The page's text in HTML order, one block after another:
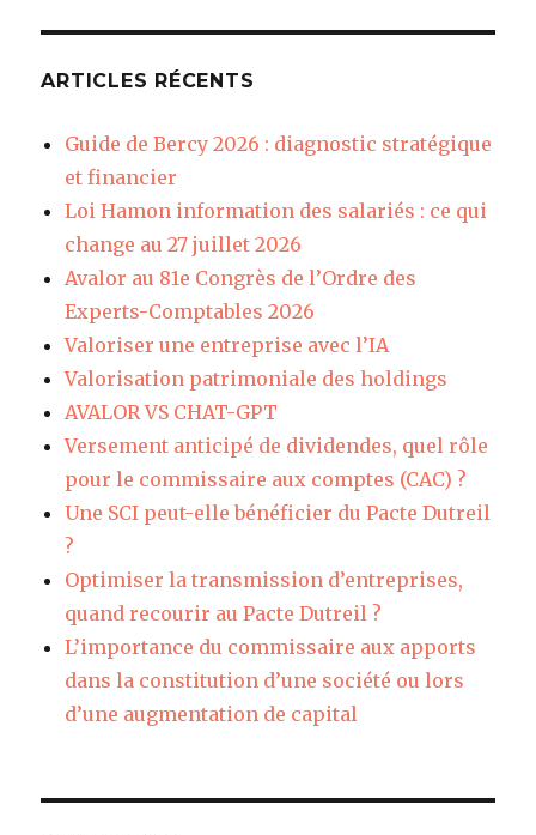
ARTICLES RÉCENTS
Guide de Bercy 2026 : diagnostic stratégique
et financier
Loi Hamon information des salariés : ce qui
change au 27 juillet 2026
Avalor au 81e Congrès de l’Ordre des
Experts-Comptables 2026
Valoriser une entreprise avec l’IA
Valorisation patrimoniale des holdings
AVALOR VS CHAT-GPT
Versement anticipé de dividendes, quel rôle
pour le commissaire aux comptes (CAC) ?
Une SCI peut-elle bénéficier du Pacte Dutreil
?
Optimiser la transmission d’entreprises,
quand recourir au Pacte Dutreil ?
L’importance du commissaire aux apports
dans la constitution d’une société ou lors
d’une augmentation de capital